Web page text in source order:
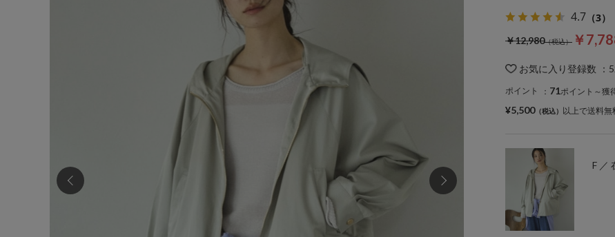
4.7 （3）
￥
￥12,980
お気に入り登録数 ：
ポイント ： 71ポイント～獲
F ／
¥5,500 以上で送料無